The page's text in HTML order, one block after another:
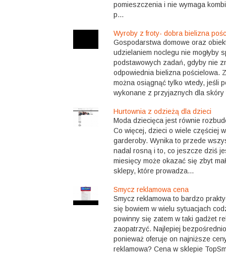
pomieszczenia i nie wymaga
p...
Wyroby z froty- dobra bielizna
Gospodarstwa domowe oraz
udzielaniem noclegu nie mogłyby
podstawowych zadań, gdyby nie
odpowiednia bielizna pościelowa.
można osiągnąć tylko wtedy, jeśli
wykonane z przyjaznych dla skóry
Hurtownia z odzieżą dla dzieci
Moda dziecięca jest równie
Co więcej, dzieci o wiele częściej
garderoby. Wynika to przede
nadal rosną i to, co jeszcze dziś
miesięcy może okazać się zbyt
sklepy, które prowadza...
Smycz reklamowa cena
Smycz reklamowa to bardzo
się bowiem w wielu sytuacjach
powinny się zatem w taki gadżet
zaopatrzyć. Najlepiej
ponieważ oferuje on najniższe
reklamowa? Cena w sklepie